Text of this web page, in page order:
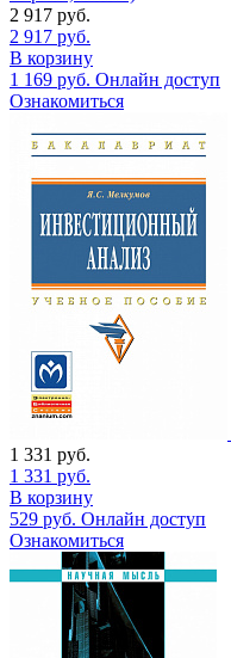
2 917 руб.
2 917 руб.
В корзину
1 169 руб. Онлайн доступ
Ознакомиться
1 331 руб.
1 331 руб.
В корзину
529 руб. Онлайн доступ
Ознакомиться